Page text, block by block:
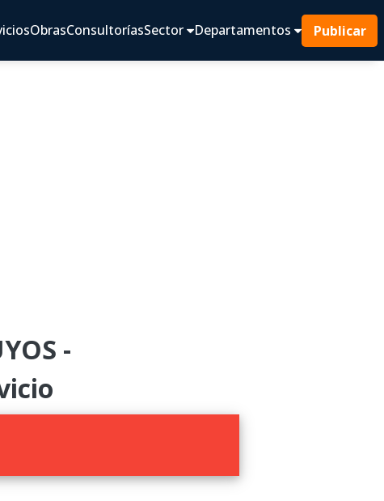
ObrasConsultoríasSector Departamentos Publicar
-